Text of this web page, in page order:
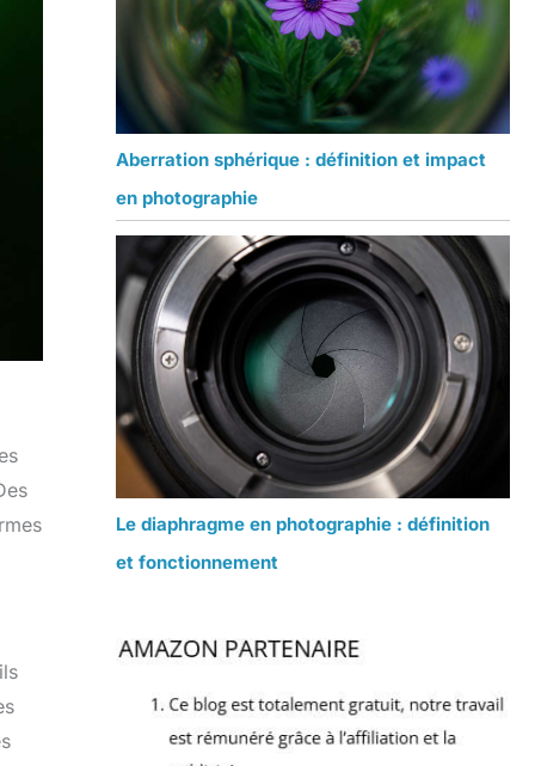
Aberration sphérique : définition et impact
en photographie
Le diaphragme en photographie : définition
et fonctionnement